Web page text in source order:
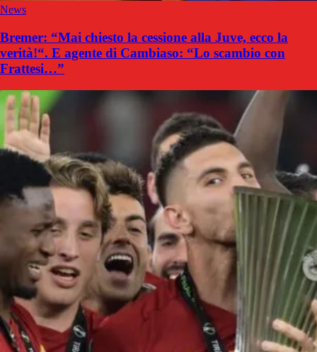
News
Bremer: “Mai chiesto la cessione alla Juve, ecco la
verità!“. E agente di Cambiaso: “Lo scambio con
Frattesi…”